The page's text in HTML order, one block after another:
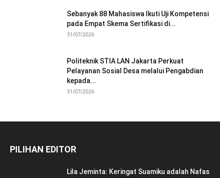
Sebanyak 88 Mahasiswa Ikuti Uji Kompetensi
pada Empat Skema Sertifikasi di...
31/07/2026
Politeknik STIA LAN Jakarta Perkuat
Pelayanan Sosial Desa melalui Pengabdian
kepada...
31/07/2026
PILIHAN EDITOR
Lila Jeminta: Keringat Suamiku adalah Nafas